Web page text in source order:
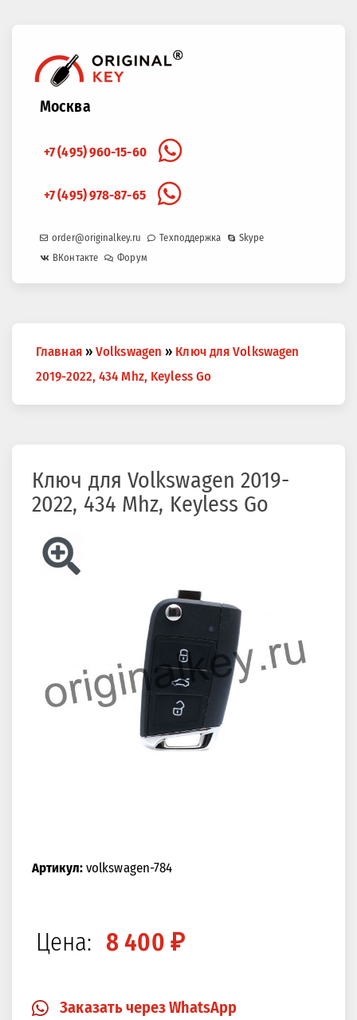
Москва
+7 (495) 960-15-60
+7 (495) 978-87-65
order@originalkey.ru Техподдержка
Skype
ВКонтакте
Форум
здесь
Главная » Volkswagen » Ключ для Volkswagen
2019-2022, 434 Mhz, Keyless Go
Ключ для Volkswagen 2019-
2022, 434 Mhz, Keyless Go
Артикул:volkswagen-784
Цена: 8 400 ₽
Заказать через WhatsApp